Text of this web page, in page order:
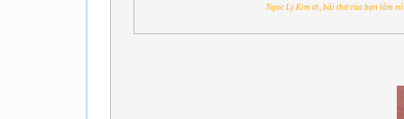
Ngọc Ly Kim ơi, bài thơ của bạn làm